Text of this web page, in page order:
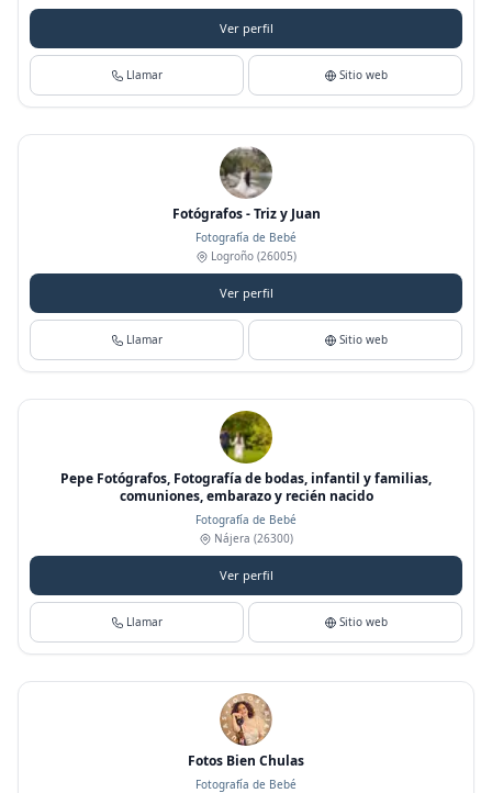
Ver perfil
Llamar Sitio web
Fotógrafos - Triz y Juan
Fotografía de Bebé
Logroño (26005)
Ver perfil
Llamar Sitio web
Pepe Fotógrafos, Fotografía de bodas, infantil y familias,
comuniones, embarazo y recién nacido
Fotografía de Bebé
Nájera (26300)
Ver perfil
Llamar Sitio web
Fotos Bien Chulas
Fotografía de Bebé